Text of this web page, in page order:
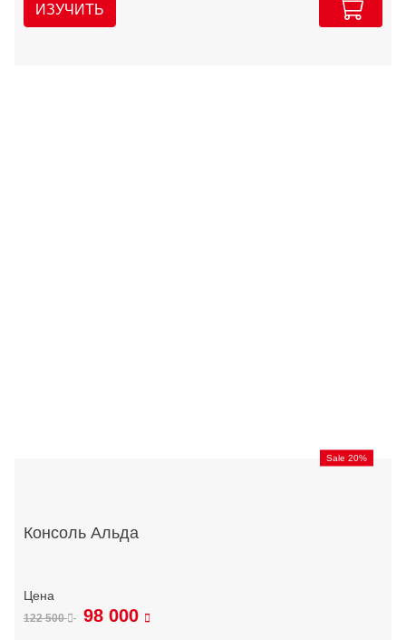
ИЗУЧИТЬ
Sale 20%
Консоль Альда
122 500 98 000